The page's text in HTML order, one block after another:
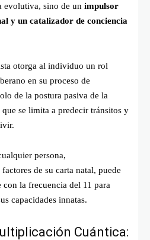
evolutiva, sino de un impulsor
y un catalizador de conciencia
otorga al individuo un rol
en su proceso de
de la postura pasiva de la
se limita a predecir tránsitos y
persona,
de su carta natal, puede
la frecuencia del 11 para
capacidades innatas.
Cuántica: